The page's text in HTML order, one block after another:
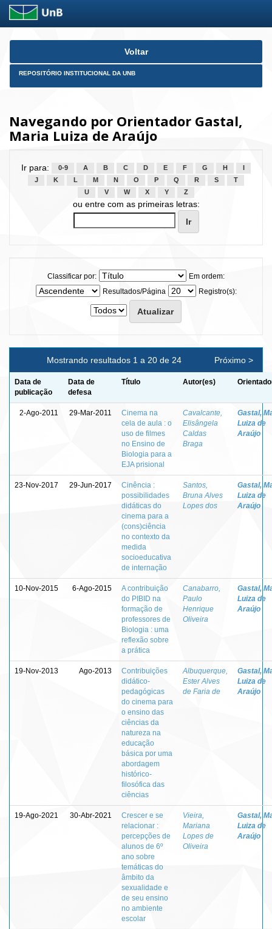
Skip
Voltar
REPOSITÓRIO INSTITUCIONAL DA UNB
Navegando por Orientador Gastal,
Maria Luiza de Araújo
Ir para: 0-9 A B C D E F G H
J
K L M N O P Q R S
T
U
V W X Y Z
ou entre com as primeiras letras:
Classificar por:
Em ordem:
Resultados/Página
Registro(s):
Mostrando resultados 1 a 20 de 24 Próximo >
Data de
publicação
Data de
defesa
Título Autor(es)
2-Ago-2011 29-Mar-2011
Cinema na
cela de aula : o
uso de filmes
no Ensino de
Biologia para a
EJA prisional
Cavalcante,
Elisângela
Caldas
Braga
Gastal,
Luiza de
Araújo
23-Nov-2017 29-Jun-2017
Cinência :
possibilidades
didáticas do
cinema para a
(cons)ciência
no contexto da
medida
socioeducativa
de internação
Santos,
Bruna Alves
Lopes dos
Gastal,
Luiza de
Araújo
10-Nov-2015 6-Ago-2015
A contribuição
do PIBID na
formação de
professores de
Biologia : uma
reflexão sobre
a prática
Canabarro,
Paulo
Henrique
Oliveira
Gastal,
Luiza de
Araújo
19-Nov-2013 Ago-2013
Contribuições
didático-
pedagógicas
do cinema para
o ensino das
ciências da
natureza na
educação
básica por uma
abordagem
histórico-
filosófica das
ciências
Albuquerque,
Ester Alves
de Faria de
Gastal,
Luiza de
Araújo
19-Ago-2021 30-Abr-2021
Crescer e se
relacionar :
percepções de
alunos de 6º
ano sobre
temáticas do
âmbito da
sexualidade e
de seu ensino
no ambiente
escolar
Vieira,
Mariana
Lopes de
Oliveira
Gastal,
Luiza de
Araújo